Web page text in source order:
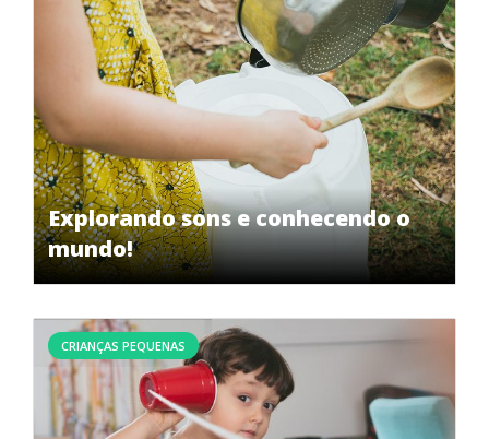
Explorando sons e conhecendo o
mundo!
CRIANÇAS PEQUENAS